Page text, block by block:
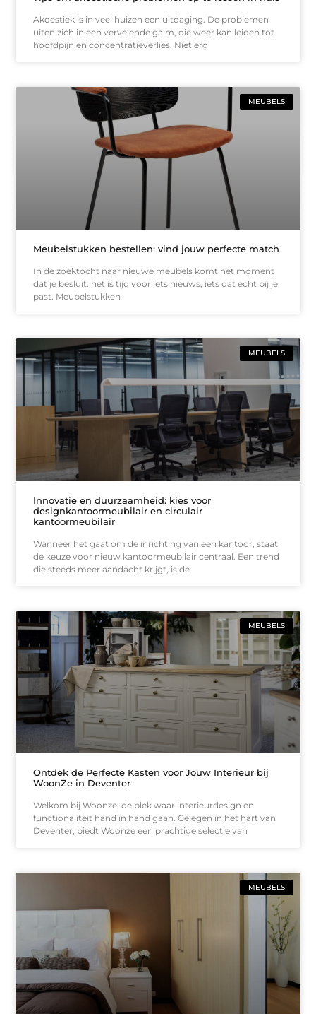
Akoestiek is in veel huizen een uitdaging. De problemen
uiten zich in een vervelende galm, die weer kan leiden tot
hoofdpijn en concentratieverlies. Niet erg
MEUBELS
Meubelstukken bestellen: vind jouw perfecte match
In de zoektocht naar nieuwe meubels komt het moment
dat je besluit: het is tijd voor iets nieuws, iets dat echt bij je
past. Meubelstukken
MEUBELS
Innovatie en duurzaamheid: kies voor
designkantoormeubilair en circulair
kantoormeubilair
Wanneer het gaat om de inrichting van een kantoor, staat
de keuze voor nieuw kantoormeubilair centraal. Een trend
die steeds meer aandacht krijgt, is de
MEUBELS
Ontdek de Perfecte Kasten voor Jouw Interieur bij
WoonZe in Deventer
Welkom bij Woonze, de plek waar interieurdesign en
functionaliteit hand in hand gaan. Gelegen in het hart van
Deventer, biedt Woonze een prachtige selectie van
MEUBELS